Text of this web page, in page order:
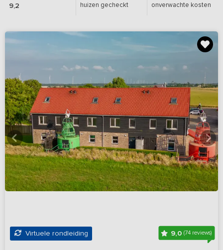
9,2
huizen gecheckt
onverwachte kosten
Virtuele rondleiding 9,0(74 reviews)